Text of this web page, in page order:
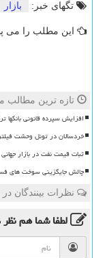
تگهای خبر:
بازار
این مطلب را می
تازه ترین مطالب
افزایش سپرده قانونی بانکها
خردسالان در تونل وحشت
ثبات قیمت نفت در بازار جهانی
چالش جایگزینی سوخت های
نظرات بینندگان
لطفا شما هم